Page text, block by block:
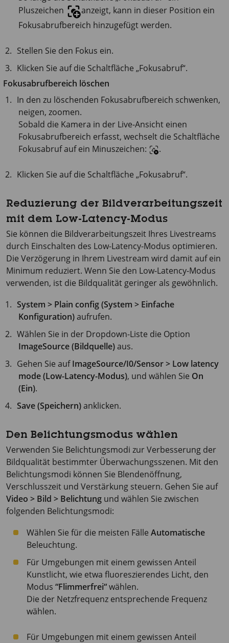
Pluszeichen
anzeigt, kann in dieser Position ein
Fokusabrufbereich hinzugefügt werden.
Stellen Sie den Fokus ein.
Klicken Sie auf die Schaltfläche „Fokusabruf“.
Fokusabrufbereich löschen
In den zu löschenden Fokusabrufbereich schwenken,
neigen, zoomen.
Sobald die Kamera in der Live-Ansicht einen
Fokusabrufbereich erfasst, wechselt die Schaltfläche
Fokusabruf auf ein Minuszeichen:
.
Klicken Sie auf die Schaltfläche „Fokusabruf“.
Reduzierung der Bildverarbeitungszeit
mit dem Low-Latency-Modus
Sie können die Bildverarbeitungszeit Ihres Livestreams
durch Einschalten des Low-Latency-Modus optimieren.
Die Verzögerung in Ihrem Livestream wird damit auf ein
Minimum reduziert. Wenn Sie den Low-Latency-Modus
verwenden, ist die Bildqualität geringer als gewöhnlich.
System > Plain config (System > Einfache
Konfiguration)aufrufen.
Wählen Sie in der Dropdown-Liste die Option
ImageSource (Bildquelle)aus.
Gehen Sie aufImageSource/I0/Sensor > Low latency
mode (Low-Latency-Modus), und wählen Sie On
(Ein).
Save (Speichern)anklicken.
Den Belichtungsmodus wählen
Verwenden Sie Belichtungsmodi zur Verbesserung der
Bildqualität bestimmter Überwachungsszenen. Mit den
Belichtungsmodi können Sie Blendenöffnung,
Verschlusszeit und Verstärkung steuern. Gehen Sie auf
Video > Bild > Belichtung und wählen Sie zwischen
folgenden Belichtungsmodi:
Wählen Sie für die meisten Fälle Automatische
Beleuchtung.
Für Umgebungen mit einem gewissen Anteil
Kunstlicht, wie etwa fluoreszierendes Licht, den
Modus “Flimmerfrei“wählen.
Die der Netzfrequenz entsprechende Frequenz
wählen.
Für Umgebungen mit einem gewissen Anteil